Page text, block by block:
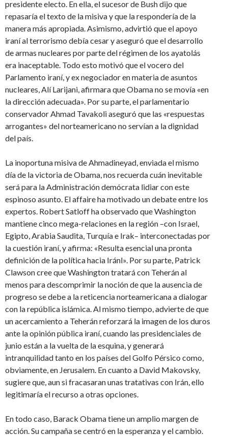
presidente electo. En ella, el sucesor de Bush dijo que
repasaría el texto de la misiva y que la respondería de la
manera más apropiada. Asimismo, advirtió que el apoyo
iraní al terrorismo debía cesar y aseguró que el desarrollo
de armas nucleares por parte del régimen de los ayatolás
era inaceptable. Todo esto motivó que el vocero del
Parlamento iraní, y ex negociador en materia de asuntos
nucleares, Alí Larijani, afirmara que Obama no se movía «en
la dirección adecuada». Por su parte, el parlamentario
conservador Ahmad Tavakoli aseguró que las «respuestas
arrogantes» del norteamericano no servían a la dignidad
del país.
La inoportuna misiva de Ahmadineyad, enviada el mismo
día de la victoria de Obama, nos recuerda cuán inevitable
será para la Administración demócrata lidiar con este
espinoso asunto. El affaire ha motivado un debate entre los
expertos. Robert Satloff ha observado que Washington
mantiene cinco mega-relaciones en la región –con Israel,
Egipto, Arabia Saudita, Turquía e Irak– interconectadas por
la cuestión iraní, y afirma: «Resulta esencial una pronta
definición de la política hacia Iránl». Por su parte, Patrick
Clawson cree que Washington tratará con Teherán al
menos para descomprimir la noción de que la ausencia de
progreso se debe a la reticencia norteamericana a dialogar
con la república islámica. Al mismo tiempo, advierte de que
un acercamiento a Teherán reforzará la imagen de los duros
ante la opinión pública iraní, cuando las presidenciales de
junio están a la vuelta de la esquina, y generará
intranquilidad tanto en los países del Golfo Pérsico como,
obviamente, en Jerusalem. En cuanto a David Makovsky,
sugiere que, aun si fracasaran unas tratativas con Irán, ello
legitimaría el recurso a otras opciones.
En todo caso, Barack Obama tiene un amplio margen de
acción. Su campaña se centró en la esperanza y el cambio.